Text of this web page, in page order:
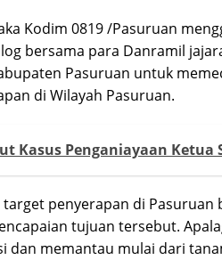
Kodim 0819 /Pasuruan
bersama para Danramil
Pasuruan untuk
di Wilayah Pasuruan.
Kasus Penganiayaan Ketua
penyerapan di Pasuruan
tujuan tersebut.
dan memantau mulai dari